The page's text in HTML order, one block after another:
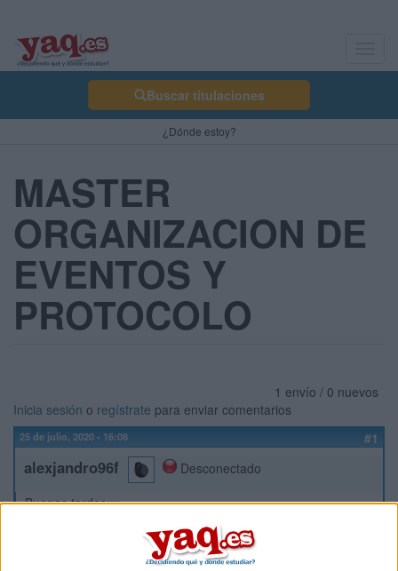
Buscar titulaciones
¿Dónde estoy?
MASTER
ORGANIZACION DE
EVENTOS Y
PROTOCOLO
1 envío / 0 nuevos
Inicia sesión o regístrate para enviar comentarios
25 de julio, 2020 - 16:08 #1
alexjandro96f
Desconectado
Buenas tardes¡¡¡¡
Estoy muy indeciso , estoy graduado en Turismo por la URJC